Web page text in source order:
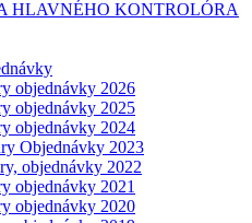
HLAVNÉHO KONTROLÓRA
objednávky 2026
objednávky 2025
objednávky 2024
Objednávky 2023
objednávky 2022
objednávky 2021
objednávky 2020